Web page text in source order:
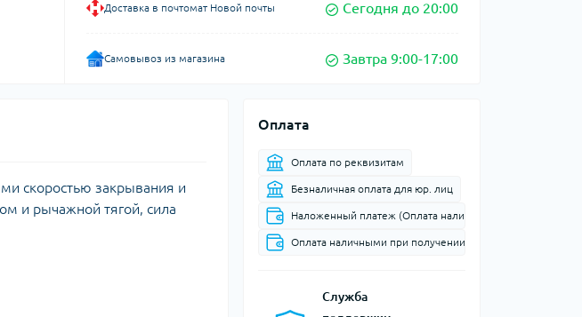
Доставка в почтомат Новой почты Сегодня до 20:00
Самовывоз из магазина Завтра 9:00-17:00
Оплата
Оплата по реквизитам
Безналичная оплата для юр. лиц
Наложенный платеж (Оплата наличными при доставке
Оплата наличными при получении
Служба
скоростью закрывания и
и рычажной тягой, сила